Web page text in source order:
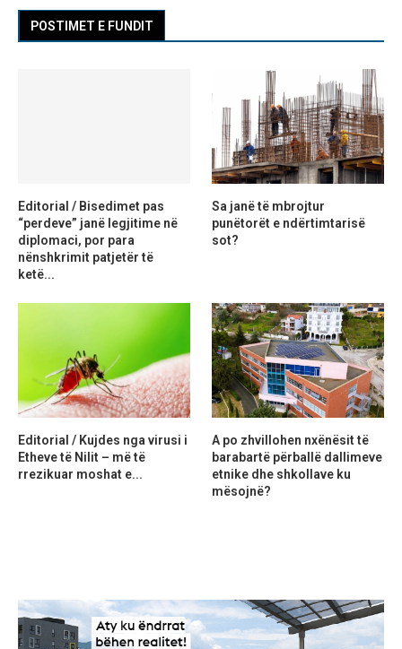
POSTIMET E FUNDIT
Editorial / Bisedimet pas
“perdeve” janë legjitime në
diplomaci, por para
nënshkrimit patjetër të
ketë...
Sa janë të mbrojtur
punëtorët e ndërtimtarisë
sot?
Editorial / Kujdes nga virusi i
Etheve të Nilit – më të
rrezikuar moshat e...
A po zhvillohen nxënësit të
barabartë përballë dallimeve
etnike dhe shkollave ku
mësojnë?